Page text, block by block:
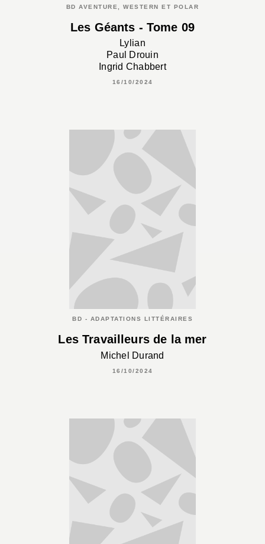
BD AVENTURE, WESTERN ET POLAR
Les Géants - Tome 09
Lylian
Paul Drouin
Ingrid Chabbert
16/10/2024
BD - ADAPTATIONS LITTÉRAIRES
Les Travailleurs de la mer
Michel Durand
16/10/2024